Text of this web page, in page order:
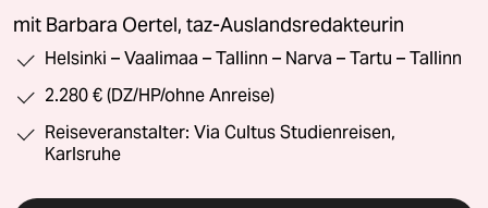
mit Barbara Oertel, taz-Auslandsredakteurin
Helsinki – Vaalimaa – Tallinn – Narva – Tartu – Tallinn
2.280 € (DZ/HP/ohne Anreise)
Reiseveranstalter: Via Cultus Studienreisen,
Karlsruhe